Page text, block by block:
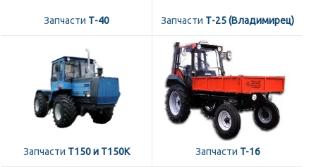
Запчасти Т-40 Запчасти Т-25 (Владимирец)
Запчасти Т150 и Т150К Запчасти T-16